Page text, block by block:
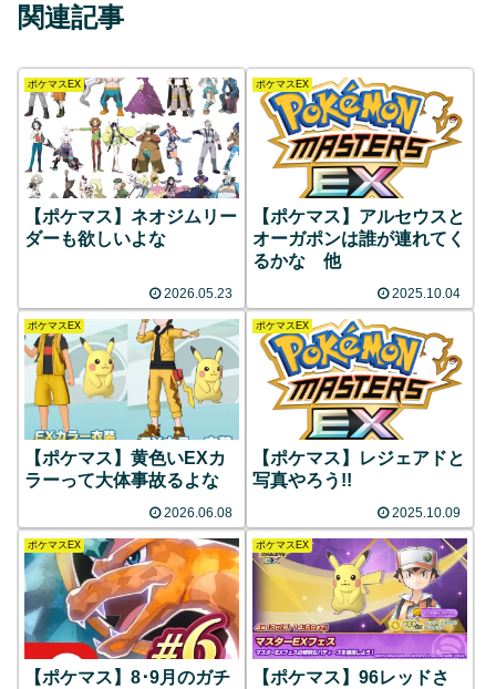
関連記事
ポケマスEX
【ポケマス】ネオジムリー
ダーも欲しいよな
2026.05.23
ポケマスEX
【ポケマス】アルセウスと
オーガポンは誰が連れてく
るかな 他
2025.10.04
ポケマスEX
【ポケマス】黄色いEXカ
ラーって大体事故るよな
2026.06.08
ポケマスEX
【ポケマス】レジェアドと
写真やろう!!
2025.10.09
ポケマスEX
【ポケマス】8･9月のガチ
ポケマスEX
【ポケマス】96レッドさ